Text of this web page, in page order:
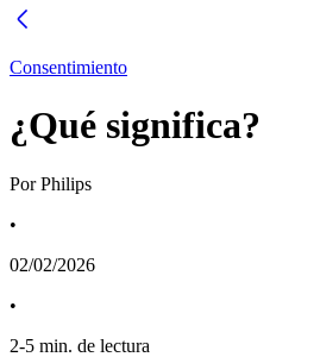
Consentimiento
¿Qué significa?
Por Philips
•
02/02/2026
•
2-5 min. de lectura